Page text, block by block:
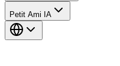
Petit Ami IA